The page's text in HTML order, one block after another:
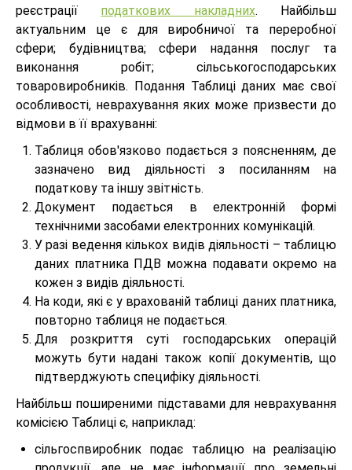
реєстрації податкових накладних. Найбільш
актуальним це є для виробничої та переробної
сфери; будівництва; сфери надання послуг та
виконання робіт; сільськогосподарських
товаровиробників. Подання Таблиці даних має свої
особливості, неврахування яких може призвести до
відмови в її врахуванні:
Таблиця обов'язково подається з поясненням, де
зазначено вид діяльності з посиланням на
податкову та іншу звітність.
Документ подається в електронній формі
технічними засобами електронних комунікацій.
У разі ведення кількох видів діяльності – таблицю
даних платника ПДВ можна подавати окремо на
кожен з видів діяльності.
На коди, які є у врахованій таблиці даних платника,
повторно таблиця не подається.
Для розкриття суті господарських операцій
можуть бути надані також копії документів, що
підтверджують специфіку діяльності.
Найбільш поширеними підставами для неврахування
комісією Таблиці є, наприклад:
сільгоспвиробник подає таблицю на реалізацію